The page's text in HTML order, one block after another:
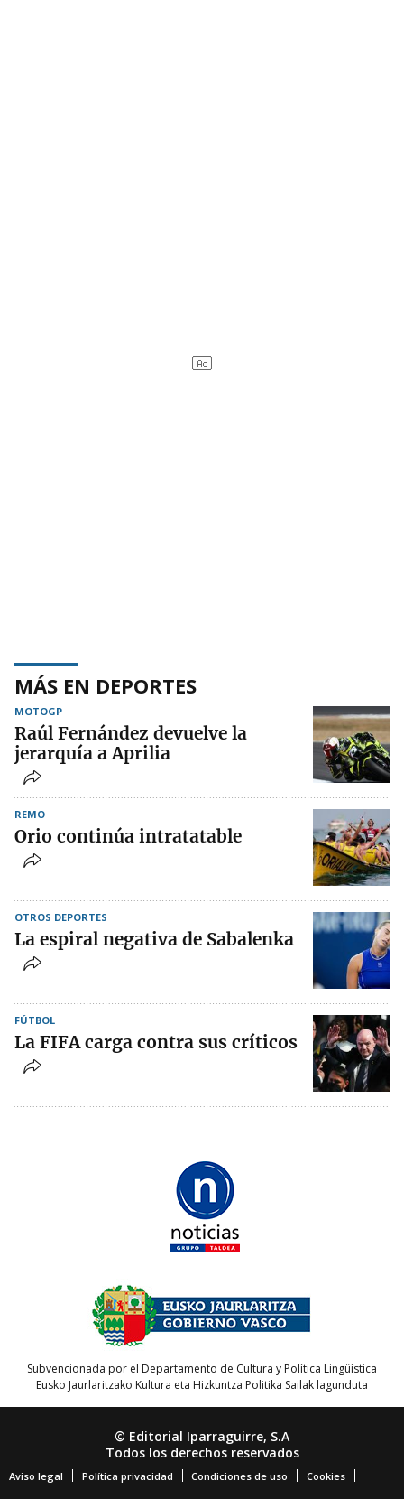
MÁS EN DEPORTES
MOTOGP
Raúl Fernández devuelve la
jerarquía a Aprilia
REMO
Orio continúa intratatable
OTROS DEPORTES
La espiral negativa de Sabalenka
FÚTBOL
La FIFA carga contra sus críticos
Subvencionada por el Departamento de Cultura y Política Lingüística
Eusko Jaurlaritzako Kultura eta Hizkuntza Politika Sailak lagunduta
© Editorial Iparraguirre, S.A
Todos los derechos reservados
Aviso legal Política privacidad Condiciones de uso Cookies